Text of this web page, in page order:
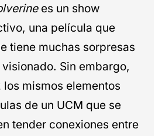
es un show
una película que
tiene muchas sorpresas
Sin embargo,
los mismos elementos
de un UCM que se
tender conexiones entre